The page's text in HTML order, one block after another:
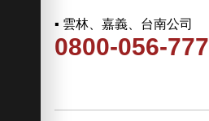
▪ 雲林、嘉義、台南公司
0800-056-777